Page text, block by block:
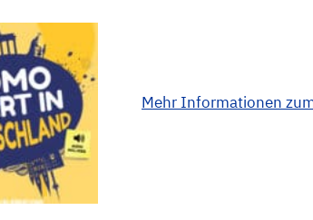
Mehr Informationen